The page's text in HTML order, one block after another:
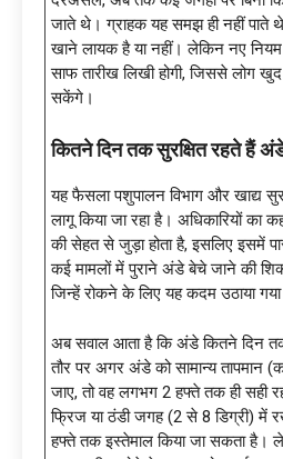
जाते थे। ग्राहक यह समझ ही नहीं
खाने लायक है या नहीं। लेकिन नए
साफ तारीख लिखी होगी, जिससे लोग
सकेंगे।
कितने दिन तक सुरक्षित रहते हैं
यह फैसला पशुपालन विभाग और खाद्य
लागू किया जा रहा है। अधिकारियों का
की सेहत से जुड़ा होता है, इसलिए इसमें
कई मामलों में पुराने अंडे बेचे जाने की
जिन्हें रोकने के लिए यह कदम उठाया
अब सवाल आता है कि अंडे कितने दिन
तौर पर अगर अंडे को सामान्य तापमान
जाए, तो वह लगभग 2 हफ्ते तक ही सही
फ्रिज या ठंडी जगह (2 से 8 डिग्री) में
हफ्ते तक इस्तेमाल किया जा सकता है।